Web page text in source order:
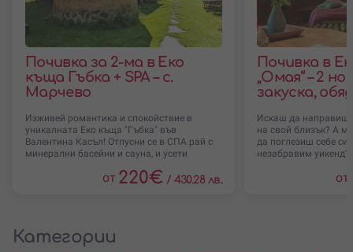
Почивка за 2-ма в Еко
къща Гъбка + SPA – с.
Марчево
Изживей романтика и спокойствие в
уникалната Еко къща "Гъбка" във
Валентина Касъл! Отпусни се в СПА рай с
минерални басейни и сауна, и усети
от 220€ / 430.28 лв.
Почивка в
„Омая“ – 2
закуска,
Искаш да направиш
на свой близък? А
да поглезиш себе
незабравим уикенд?
от
Категории